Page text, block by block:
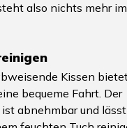
also nichts mehr im
Kissen
bequeme Fahrt. Der
ist abnehmbar und